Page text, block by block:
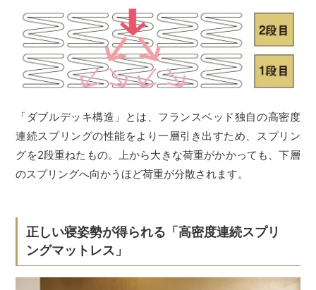
「ダブルデッキ構造」とは、フランスベッド独自の高密度
連続スプリングの性能をより一層引き出すため、スプリン
グを2段重ねたもの。上から大きな荷重がかかっても、下層
のスプリングへ向かうほど荷重が分散されます。
正しい寝姿勢が得られる「高密度連続スプリ
ングマットレス」